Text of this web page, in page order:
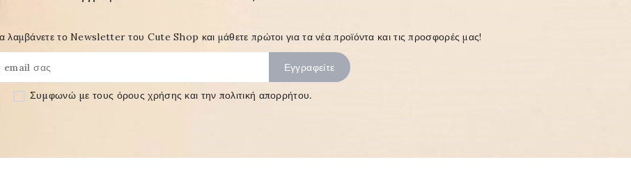
το Newsletter του Cute Shop και μάθετε πρώτοι για τα νέα προϊόντα και τις προσφορές μας!
Συμφωνώ με τους όρους χρήσης και την πολιτική απορρήτου.